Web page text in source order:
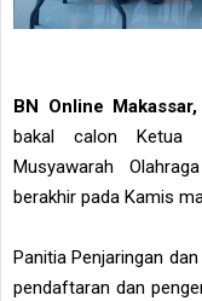
BN Online
bakal calon Ketua
Musyawarah
berakhir pada Kamis
Panitia Penjaringan
pendaftaran dan